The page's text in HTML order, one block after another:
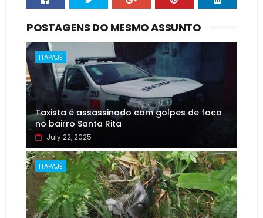
POSTAGENS DO MESMO ASSUNTO
ITAPAJÉ
Taxista é assassinado com golpes de faca
no bairro Santa Rita
July 22, 2025
ITAPAJÉ